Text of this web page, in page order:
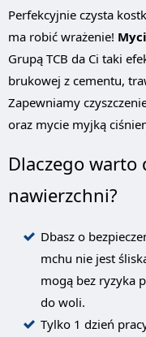
Perfekcyjnie czysta
ma robić wrażenie!
Grupą TCB da Ci taki
brukowej z cementu,
Zapewniamy
oraz mycie myjką
Dlaczego warto
nawierzchni?
Dbasz o
mchu nie jest
mogą bez ryzyka
do woli.
Tylko 1 dzień